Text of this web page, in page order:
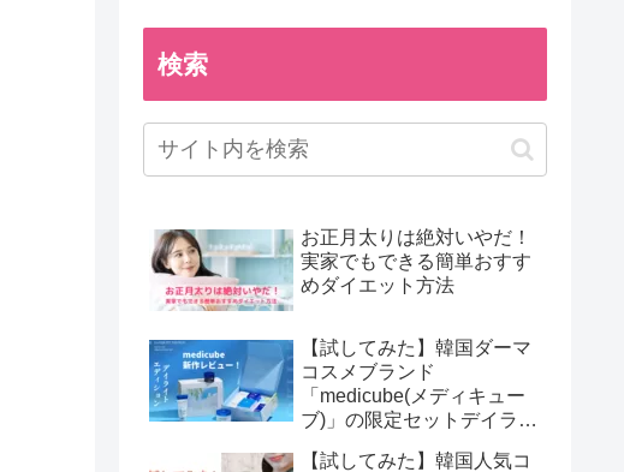
検索
お正月太りは絶対いやだ！
実家でもできる簡単おすす
めダイエット方法
【試してみた】韓国ダーマ
コスメブランド
「medicube(メディキュー
ブ)」の限定セットデイライ
【試してみた】韓国人気コ